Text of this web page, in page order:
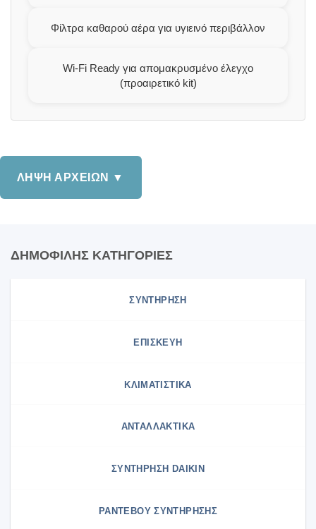
Φίλτρα καθαρού αέρα για υγιεινό περιβάλλον
Wi-Fi Ready για απομακρυσμένο έλεγχο
(προαιρετικό kit)
ΛΗΨΗ ΑΡΧΕΙΩΝ ▼
ΔΗΜΟΦΙΛΗΣ ΚΑΤΗΓΟΡΙΕΣ
ΣΥΝΤΗΡΗΣΗ
ΕΠΙΣΚΕΥΗ
ΚΛΙΜΑΤΙΣΤΙΚΑ
ΑΝΤΑΛΛΑΚΤΙΚΑ
ΣΥΝΤΉΡΗΣΗ DAIKIN
ΡΑΝΤΕΒΟΥ ΣΥΝΤΗΡΗΣΗΣ